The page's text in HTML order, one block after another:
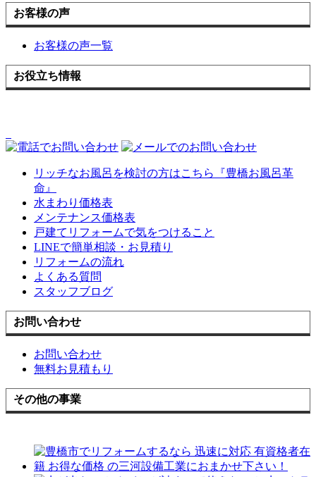
お客様の声
お客様の声一覧
お役立ち情報
リッチなお風呂を検討の方はこちら『豊橋お風呂革
命』
水まわり価格表
メンテナンス価格表
戸建てリフォームで気をつけること
LINEで簡単相談・お見積り
リフォームの流れ
よくある質問
スタッフブログ
お問い合わせ
お問い合わせ
無料お見積もり
その他の事業